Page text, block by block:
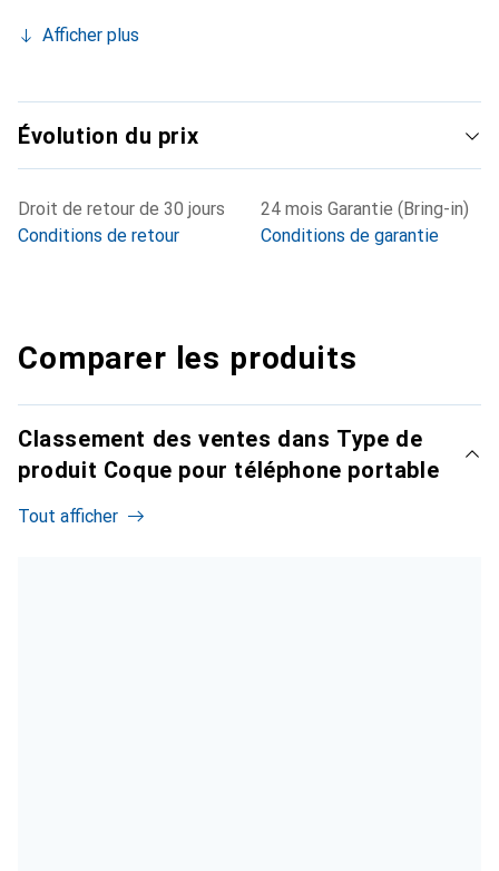
Afficher plus
Évolution du prix
Droit de retour de 30 jours
Conditions de retour
24 mois Garantie (Bring-in)
Conditions de garantie
Comparer les produits
Classement des ventes dans Type de
produit Coque pour téléphone portable
Tout afficher